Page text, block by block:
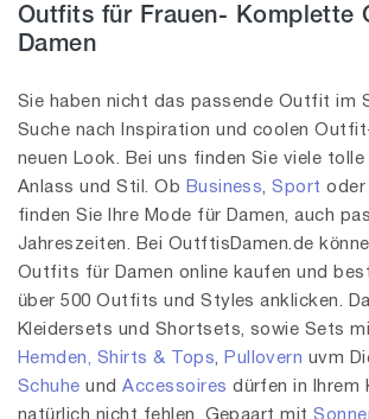
Outfits für Frauen- Komplette
Damen
Sie haben nicht das passende Outfit im
Suche nach Inspiration und coolen
neuen Look. Bei uns finden Sie viele
Anlass und Stil. Ob Business ,Sport oder
finden Sie Ihre Mode für Damen, auch
Jahreszeiten. Bei OutftisDamen.de
Outfits für Damen online kaufen und
über 500 Outfits und Styles anklicken.
Kleidersets und Shortsets, sowie Sets
Hemden, Shirts & Tops
Pullovern uvm
Schuhe undAccessoires dürfen in Ihrem
natürlich nicht fehlen. Gepaart mit